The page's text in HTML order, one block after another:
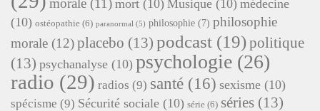
morale (11) mort (10) Musique (10) médecine
(10) ostéopathie (6) paranormal (5) philosophie (7) philosophie
morale (12)placebo (13) podcast (19)politique
(13) psychanalyse (10) psychologie (26)
radio (29) radios (9) santé (16) sexisme (10)
spécisme (9) Sécurité sociale (10) série (6) séries (13)